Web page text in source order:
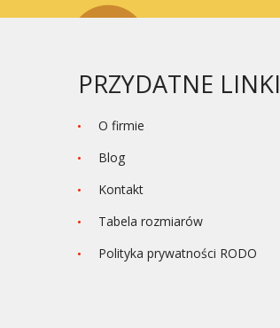
PRZYDATNE LINKI
O firmie
Blog
Kontakt
Tabela rozmiarów
Polityka prywatności RODO